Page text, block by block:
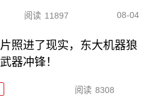
阅读 11897 08-04
照进了现实，东大机器狼
器冲锋！
阅读 8308